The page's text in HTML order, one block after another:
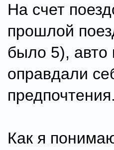
На счет
прошлой
было 5), авто
оправдали
Как я